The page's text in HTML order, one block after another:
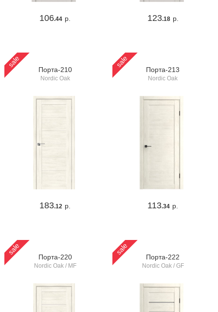
106.44 р. 123.18 р.
sale
Порта-210
Nordic Oak
183.12 р.
sale
Порта-213
Nordic Oak
113.34 р.
sale
Порта-220
Nordic Oak / MF
sale
Порта-222
Nordic Oak / GF